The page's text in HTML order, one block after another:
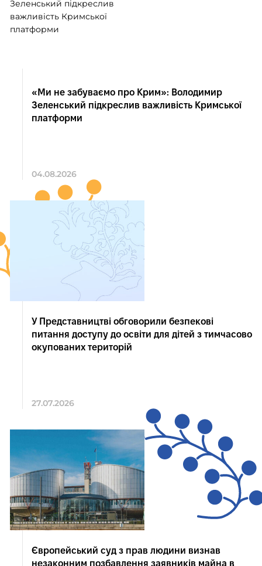
«Ми не забуваємо про Крим»: Володимир
Зеленський підкреслив важливість Кримської
платформи
04.08.2026
У Представництві обговорили безпекові
питання доступу до освіти для дітей з тимчасово
окупованих територій
27.07.2026
Європейський суд з прав людини визнав
незаконним позбавлення заявників майна в